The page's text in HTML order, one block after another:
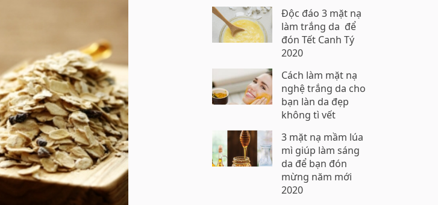
Độc đáo 3 mặt nạ
làm trắng da để
đón Tết Canh Tý
2020
Cách làm mặt nạ
nghệ trắng da cho
bạn làn da đẹp
không tì vết
3 mặt nạ mầm lúa
mì giúp làm sáng
da để bạn đón
mừng năm mới
2020